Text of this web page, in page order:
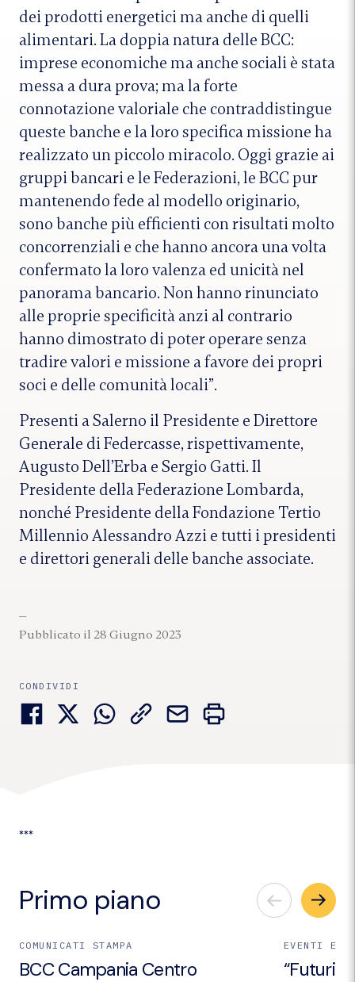
dei prodotti energetici ma anche di quelli
alimentari. La doppia natura delle BCC:
imprese economiche ma anche sociali è stata
messa a dura prova; ma la forte
connotazione valoriale che contraddistingue
queste banche e la loro specifica missione ha
realizzato un piccolo miracolo. Oggi grazie ai
gruppi bancari e le Federazioni, le BCC pur
mantenendo fede al modello originario,
sono banche più efficienti con risultati molto
concorrenziali e che hanno ancora una volta
confermato la loro valenza ed unicità nel
panorama bancario. Non hanno rinunciato
alle proprie specificità anzi al contrario
hanno dimostrato di poter operare senza
tradire valori e missione a favore dei propri
soci e delle comunità locali”.
Presenti a Salerno il Presidente e Direttore
Generale di Federcasse, rispettivamente,
Augusto Dell’Erba e Sergio Gatti. Il
Presidente della Federazione Lombarda,
nonché Presidente della Fondazione Tertio
Millennio Alessandro Azzi e tutti i presidenti
e direttori generali delle banche associate.
Pubblicato il 28 Giugno 2023
CONDIVIDI
***
Primo piano
COMUNICATI STAMPA
BCC Campania Centro
EVENTI E
“Futuri